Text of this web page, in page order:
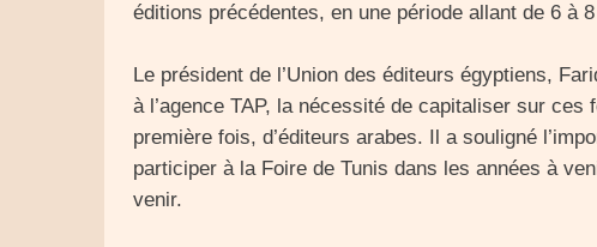
éditions précédentes, en une période allant de 6 à
Le président de l’Union des éditeurs égyptiens,
à l’agence TAP, la nécessité de capitaliser sur
première fois, d’éditeurs arabes. Il a souligné
participer à la Foire de Tunis dans les années à
venir.